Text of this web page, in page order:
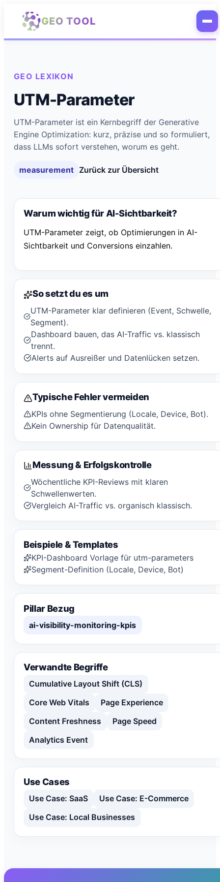
Zum Hauptinhalt springen
GEO TOOL
GEO LEXIKON
UTM-Parameter
UTM-Parameter ist ein Kernbegriff der Generative
Engine Optimization: kurz, präzise und so formuliert,
dass LLMs sofort verstehen, worum es geht.
measurement Zurück zur Übersicht
Warum wichtig für AI-Sichtbarkeit?
UTM-Parameter zeigt, ob Optimierungen in AI-
Sichtbarkeit und Conversions einzahlen.
So setzt du es um
UTM-Parameter klar definieren (Event, Schwelle,
Segment).
Dashboard bauen, das AI-Traffic vs. klassisch
trennt.
Alerts auf Ausreißer und Datenlücken setzen.
Typische Fehler vermeiden
KPIs ohne Segmentierung (Locale, Device, Bot).
Kein Ownership für Datenqualität.
Messung & Erfolgskontrolle
Wöchentliche KPI-Reviews mit klaren
Schwellenwerten.
Vergleich AI-Traffic vs. organisch klassisch.
Beispiele & Templates
KPI-Dashboard Vorlage für utm-parameters
Segment-Definition (Locale, Device, Bot)
Pillar Bezug
ai-visibility-monitoring-kpis
Verwandte Begriffe
Cumulative Layout Shift (CLS)
Core Web Vitals
Page Experience
Content Freshness
Page Speed
Analytics Event
Use Cases
Use Case: SaaS
Use Case: E-Commerce
Use Case: Local Businesses